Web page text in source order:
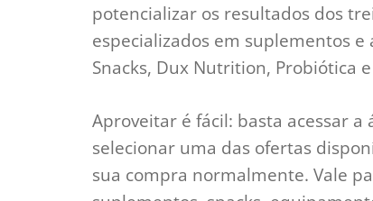
potencializar os resultados dos
especializados em suplementos
Snacks, Dux Nutrition, Probiótica
Aproveitar é fácil: basta acessar a
selecionar uma das ofertas
sua compra normalmente. Vale